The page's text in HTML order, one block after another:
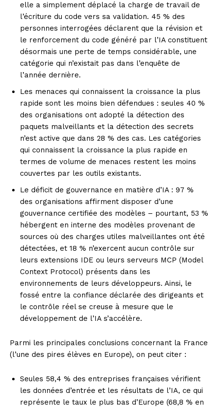
elle a simplement déplacé la charge de travail de
l’écriture du code vers sa validation. 45 % des
personnes interrogées déclarent que la révision et
le renforcement du code généré par l’IA constituent
désormais une perte de temps considérable, une
catégorie qui n’existait pas dans l’enquête de
l’année dernière.
Les menaces qui connaissent la croissance la plus
rapide sont les moins bien défendues : seules 40 %
des organisations ont adopté la détection des
paquets malveillants et la détection des secrets
n’est active que dans 28 % des cas. Les catégories
qui connaissent la croissance la plus rapide en
termes de volume de menaces restent les moins
couvertes par les outils existants.
Le déficit de gouvernance en matière d’IA : 97 %
des organisations affirment disposer d’une
gouvernance certifiée des modèles – pourtant, 53 %
hébergent en interne des modèles provenant de
sources où des charges utiles malveillantes ont été
détectées, et 18 % n’exercent aucun contrôle sur
leurs extensions IDE ou leurs serveurs MCP (Model
Context Protocol) présents dans les
environnements de leurs développeurs. Ainsi, le
fossé entre la confiance déclarée des dirigeants et
le contrôle réel se creuse à mesure que le
développement de l’IA s’accélère.
Parmi les principales conclusions concernant la France
(l’une des pires élèves en Europe), on peut citer :
Seules 58,4 % des entreprises françaises vérifient
les données d’entrée et les résultats de l’IA, ce qui
représente le taux le plus bas d’Europe (68,8 % en